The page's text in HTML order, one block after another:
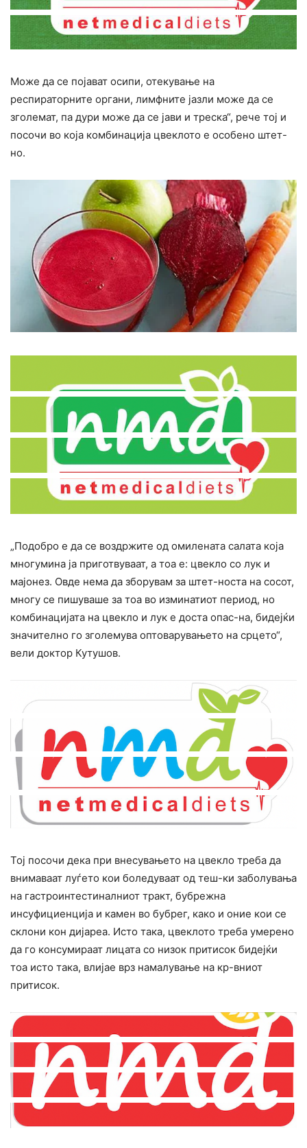
Може да се појават осипи, отекување на
респираторните opгани, лимфните јазли може да се
зголемат, па дури може да се јави и треска“, рече тој и
посочи во која комбинација цвеклото е особено штет-
но.
„Подобро е да се воздржите од омилената салата која
многумина ја приготвуваат, а тоа е: цвекло со лук и
мајонез. Овде нема да зборувам за штет-носта на сосот,
многу се пишуваше за тоа во изминатиот период, но
комбинацијата на цвекло и лук е доста опас-на, бидејќи
значително го зголемува оптоварувањето на срцето“,
вели доктор Кутушов.
Тој посочи дека при внесувањето на цвекло треба да
внимаваат луѓето кои боледуваат од теш-ки заболувања
на гастроинтестиналниот тракт, бубрежна
инсуфициенција и камен во бубрег, како и оние кои се
склони кон дијареа. Исто така, цвеклото треба умерено
да го конcyмираат лицата со низок притисок бидејќи
тоа исто така, влијае врз намалување на кр-вниот
притисок.